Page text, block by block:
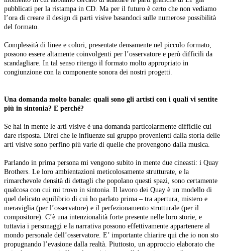
pubblicati per la ristampa in CD. Ma per il futuro è certo che non vediamo
l’ora di creare il design di parti visive basandoci sulle numerose possibilità
del formato.
Complessità di linee e colori, presentate densamente nel piccolo formato,
possono essere altamente coinvolgenti per l’osservatore e però difficili da
scandagliare. In tal senso ritengo il formato molto appropriato in
congiunzione con la componente sonora dei nostri progetti.
Una domanda molto banale: quali sono gli artisti con i quali vi sentite
più in sintonia? E perché?
Se hai in mente le arti visive è una domanda particolarmente difficile cui
dare risposta. Direi che le influenze sul gruppo provenienti dalla storia delle
arti visive sono perfino più varie di quelle che provengono dalla musica.
Parlando in prima persona mi vengono subito in mente due cineasti: i Quay
Brothers. Le loro ambientazioni meticolosamente strutturate, e la
rimarchevole densità di dettagli che popolano questi spazi, sono certamente
qualcosa con cui mi trovo in sintonia. Il lavoro dei Quay è un modello di
quel delicato equilibrio di cui ho parlato prima – tra apertura, mistero e
meraviglia (per l’osservatore) e il perfezionamento strutturale (per il
compositore). C’è una intenzionalità forte presente nelle loro storie, e
tuttavia i personaggi e la narrativa possono effettivamente appartenere al
mondo personale dell’osservatore. E’ importante chiarire qui che io non sto
propugnando l’evasione dalla realtà. Piuttosto, un approccio elaborato che